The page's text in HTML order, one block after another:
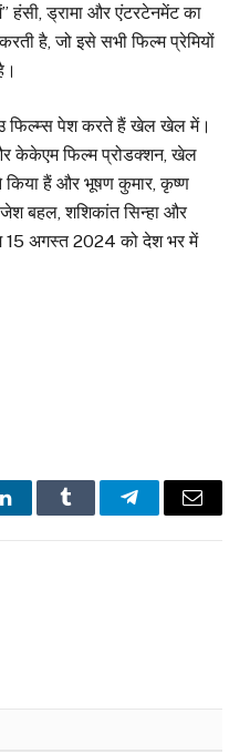
ड्रामा और एंटरटेनमेंट का
है, जो इसे सभी फिल्म प्रेमियों
फिल्म्स पेश करते हैं खेल खेल में।
केकेएम फिल्म प्रोडक्शन, खेल
हैं और भूषण कुमार, कृष्ण
बहल, शशिकांत सिन्हा और
15 अगस्त 2024 को देश भर में
LinkedInTumblr TelegramEmail